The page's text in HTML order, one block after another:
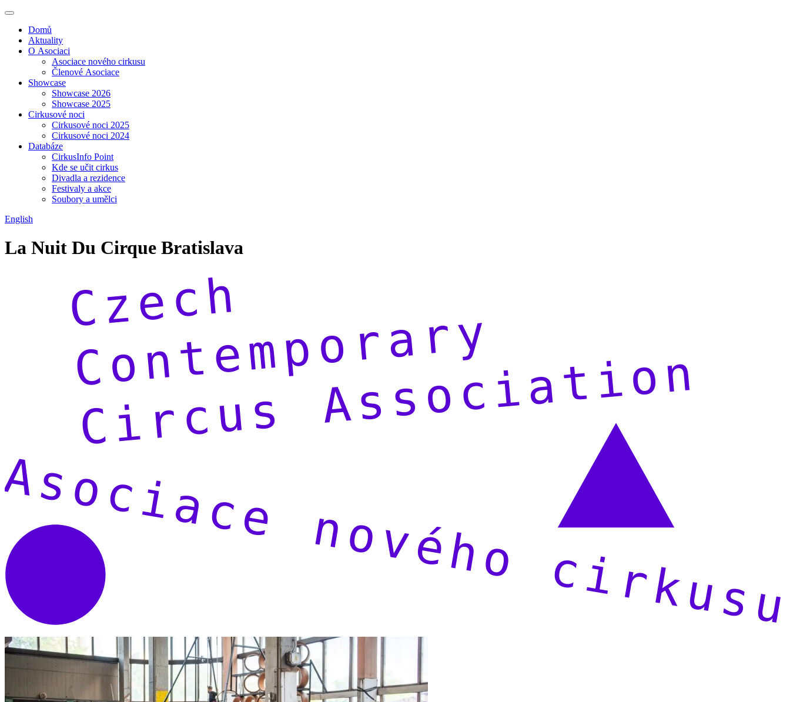
Domů
Aktuality
O Asociaci
Asociace nového cirkusu
Členové Asociace
Showcase
Showcase 2026
Showcase 2025
Cirkusové noci
Cirkusové noci 2025
Cirkusové noci 2024
Databáze
CirkusInfo Point
Kde se učit cirkus
Divadla a rezidence
Festivaly a akce
Soubory a umělci
English
La Nuit Du Cirque Bratislava